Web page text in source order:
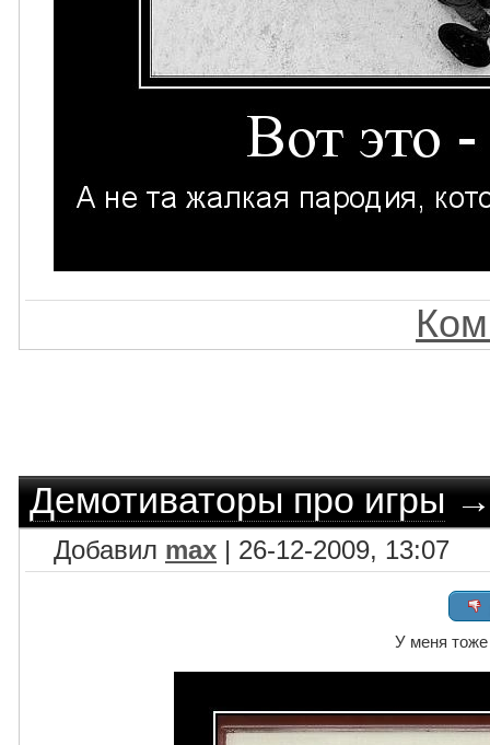
Демотиваторы про игры
Добавил max | 26-12-2009, 13:07
У меня